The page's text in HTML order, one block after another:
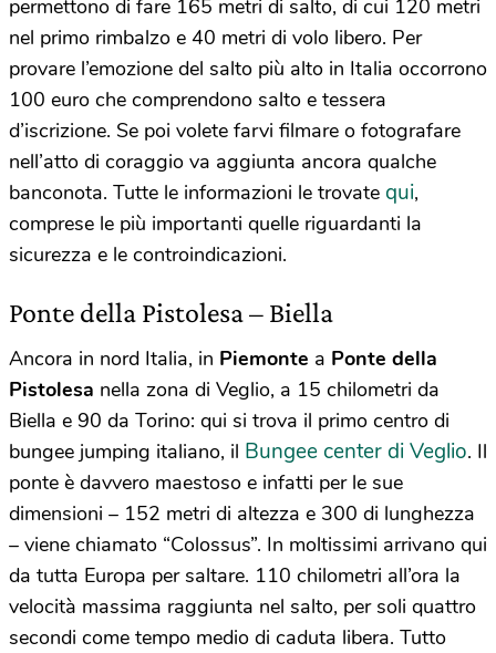
permettono di fare 165 metri di salto, di cui 120 metri
nel primo rimbalzo e 40 metri di volo libero. Per
provare l’emozione del salto più alto in Italia occorrono
100 euro che comprendono salto e tessera
d’iscrizione. Se poi volete farvi filmare o fotografare
nell’atto di coraggio va aggiunta ancora qualche
banconota. Tutte le informazioni le trovate qui,
comprese le più importanti quelle riguardanti la
sicurezza e le controindicazioni.
Ponte della Pistolesa – Biella
Ancora in nord Italia, in Piemonte a Ponte della
Pistolesa nella zona di Veglio, a 15 chilometri da
Biella e 90 da Torino: qui si trova il primo centro di
bungee jumping italiano, il Bungee center di Veglio. Il
ponte è davvero maestoso e infatti per le sue
dimensioni – 152 metri di altezza e 300 di lunghezza
– viene chiamato “Colossus”. In moltissimi arrivano qui
da tutta Europa per saltare. 110 chilometri all’ora la
velocità massima raggiunta nel salto, per soli quattro
secondi come tempo medio di caduta libera. Tutto